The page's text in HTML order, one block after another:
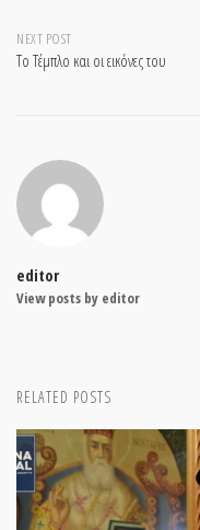
NEXT POST
Το Τέμπλο και οι εικόνες του
editor
View posts by editor
RELATED POSTS